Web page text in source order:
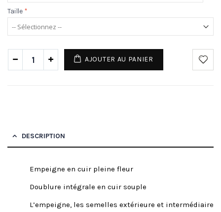
Taille *
AJOUTER AU PANIER
DESCRIPTION
Empeigne en cuir pleine fleur
Doublure intégrale en cuir souple
L’empeigne, les semelles extérieure et intermédiaire